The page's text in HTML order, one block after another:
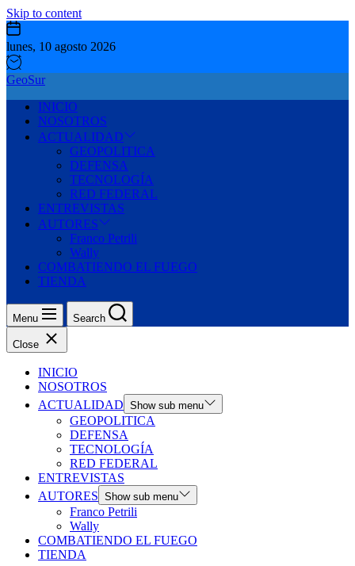
Skip to content
lunes, 10 agosto 2026
GeoSur
INICIO
NOSOTROS
ACTUALIDAD
GEOPOLITICA
DEFENSA
TECNOLOGÍA
RED FEDERAL
ENTREVISTAS
AUTORES
Franco Petrili
Wally
COMBATIENDO EL FUEGO
TIENDA
Menu Search
Close
INICIO
NOSOTROS
ACTUALIDAD Show sub menu
GEOPOLITICA
DEFENSA
TECNOLOGÍA
RED FEDERAL
ENTREVISTAS
AUTORES Show sub menu
Franco Petrili
Wally
COMBATIENDO EL FUEGO
TIENDA